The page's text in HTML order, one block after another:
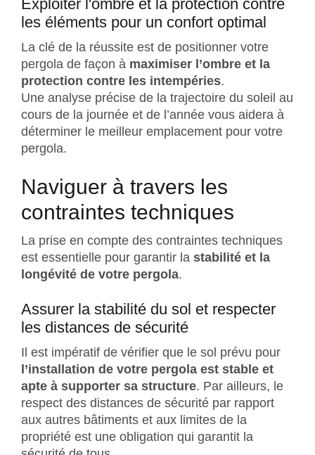
Exploiter l'ombre et la protection contre
les éléments pour un confort optimal
La clé de la réussite est de positionner votre
pergola de façon à maximiser l’ombre et la
protection contre les intempéries.
Une analyse précise de la trajectoire du soleil au
cours de la journée et de l’année vous aidera à
déterminer le meilleur emplacement pour votre
pergola.
Naviguer à travers les
contraintes techniques
La prise en compte des contraintes techniques
est essentielle pour garantir la stabilité et la
longévité de votre pergola.
Assurer la stabilité du sol et respecter
les distances de sécurité
Il est impératif de vérifier que le sol prévu pour
l’installation de votre pergola est stable et
apte à supporter sa structure. Par ailleurs, le
respect des distances de sécurité par rapport
aux autres bâtiments et aux limites de la
propriété est une obligation qui garantit la